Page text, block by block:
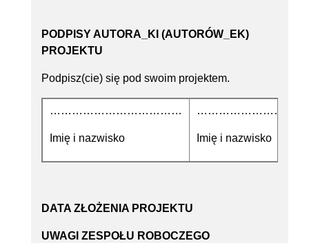
PODPISY AUTORA_KI (AUTORÓW_EK)
PROJEKTU
Podpisz(cie) się pod swoim projektem.
………………………………
Imię i nazwisko Imię i nazwisko
DATA ZŁOŻENIA PROJEKTU
UWAGI ZESPOŁU ROBOCZEGO